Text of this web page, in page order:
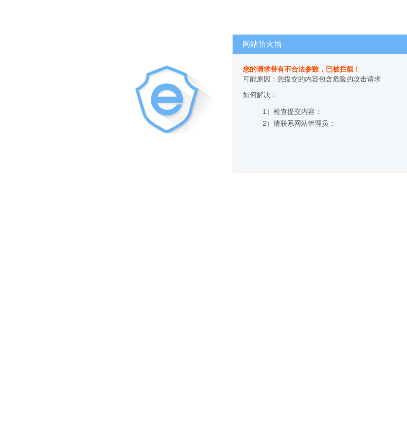
网站防火墙
您的请求带有不合法参数，已被拦截！
可能原因：您提交的内容包含危险的攻击请求
如何解决：
1）检查提交内容；
2）请联系网站管理员；